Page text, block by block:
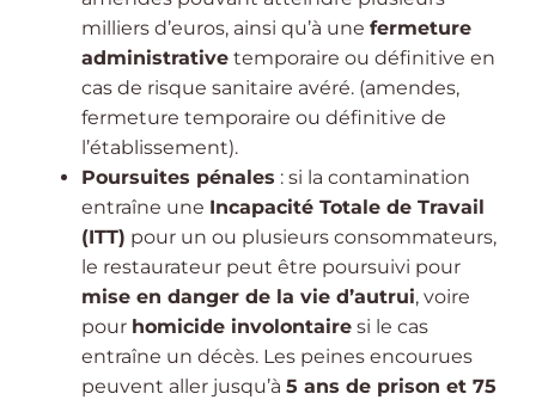
milliers d’euros, ainsi qu’à une fermeture
administrative temporaire ou définitive en
cas de risque sanitaire avéré. (amendes,
fermeture temporaire ou définitive de
l’établissement).
Poursuites pénales : si la contamination
entraîne une Incapacité Totale de Travail
(ITT) pour un ou plusieurs consommateurs,
le restaurateur peut être poursuivi pour
mise en danger de la vie d’autrui, voire
pour homicide involontaire si le cas
entraîne un décès. Les peines encourues
peuvent aller jusqu’à 5 ans de prison et 75